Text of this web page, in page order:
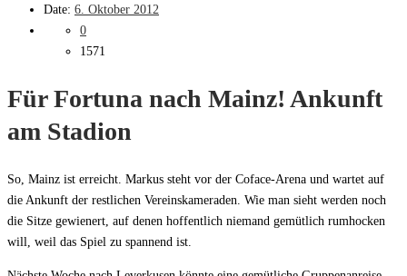
Date: 6. Oktober 2012
0
1571
Für Fortuna nach Mainz! Ankunft
am Stadion
So, Mainz ist erreicht. Markus steht vor der Coface-Arena und wartet auf
die Ankunft der restlichen Vereinskameraden. Wie man sieht werden noch
die Sitze gewienert, auf denen hoffentlich niemand gemütlich rumhocken
will, weil das Spiel zu spannend ist.